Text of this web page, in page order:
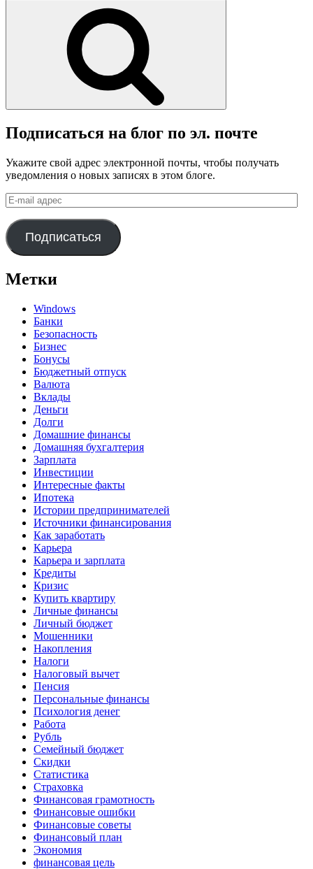
Подписаться на блог по эл. почте
Укажите свой адрес электронной почты, чтобы получать
уведомления о новых записях в этом блоге.
E-
mail
адрес
Подписаться
Метки
Windows
Банки
Безопасность
Бизнес
Бонусы
Бюджетный отпуск
Валюта
Вклады
Деньги
Долги
Домашние финансы
Домашняя бухгалтерия
Зарплата
Инвестиции
Интересные факты
Ипотека
Истории предпринимателей
Источники финансирования
Как заработать
Карьера
Карьера и зарплата
Кредиты
Кризис
Купить квартиру
Личные финансы
Личный бюджет
Мошенники
Накопления
Налоги
Налоговый вычет
Пенсия
Персональные финансы
Психология денег
Работа
Рубль
Семейный бюджет
Скидки
Статистика
Страховка
Финансовая грамотность
Финансовые ошибки
Финансовые советы
Финансовый план
Экономия
финансовая цель